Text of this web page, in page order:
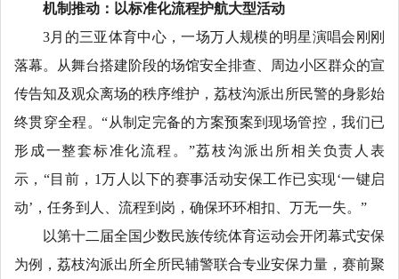
机制推动：以标准化流程护航大型活动
3月的三亚体育中心，一场万人规模的明星演唱会刚刚
落幕。从舞台搭建阶段的场馆安全排查、周边小区群众的宣
传告知及观众离场的秩序维护，荔枝沟派出所民警的身影始
终贯穿全程。“从制定完备的方案预案到现场管控，我们已
形成一整套标准化流程。”荔枝沟派出所相关负责人表
示，“目前，1万人以下的赛事活动安保工作已实现‘一键启
动’，任务到人、流程到岗，确保环环相扣、万无一失。”
以第十二届全国少数民族传统体育运动会开闭幕式安保
为例，荔枝沟派出所全所民辅警联合专业安保力量，赛前聚